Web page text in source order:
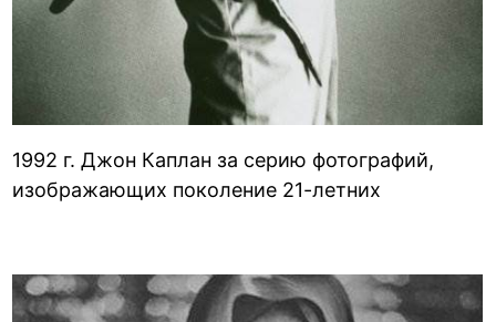
1992 г. Джон Каплан за серию фотографий,
изображающих поколение 21-летних